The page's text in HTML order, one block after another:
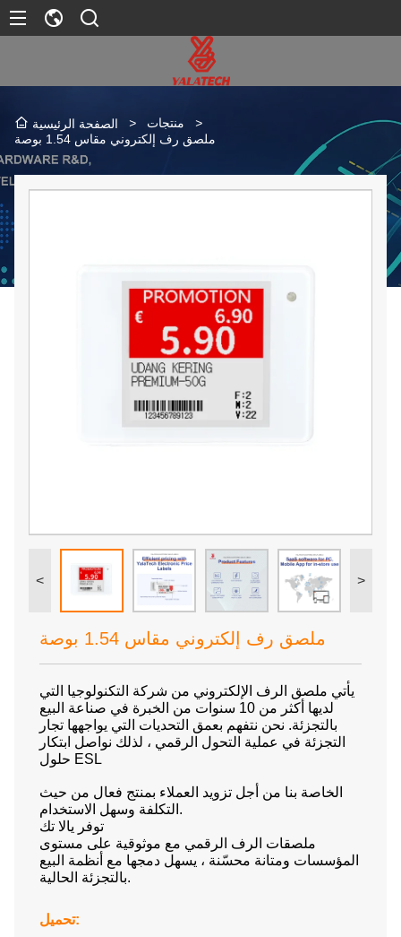
الصفحة الرئيسية > منتجات
>
ملصق رف إلكتروني مقاس 1.54 بوصة
< >
ملصق رف إلكتروني مقاس 1.54 بوصة
يأتي ملصق الرف الإلكتروني من شركة التكنولوجيا التي
لديها أكثر من 10 سنوات من الخبرة في صناعة البيع
بالتجزئة. نحن نتفهم بعمق التحديات التي يواجهها تجار
التجزئة في عملية التحول الرقمي ، لذلك نواصل ابتكار
حلول ESL
الخاصة بنا من أجل تزويد العملاء بمنتج فعال من حيث
التكلفة وسهل الاستخدام.
توفر يالا تك
ملصقات الرف الرقمي مع موثوقية على مستوى
المؤسسات ومتانة محسّنة ، يسهل دمجها مع أنظمة البيع
بالتجزئة الحالية.
تحميل: